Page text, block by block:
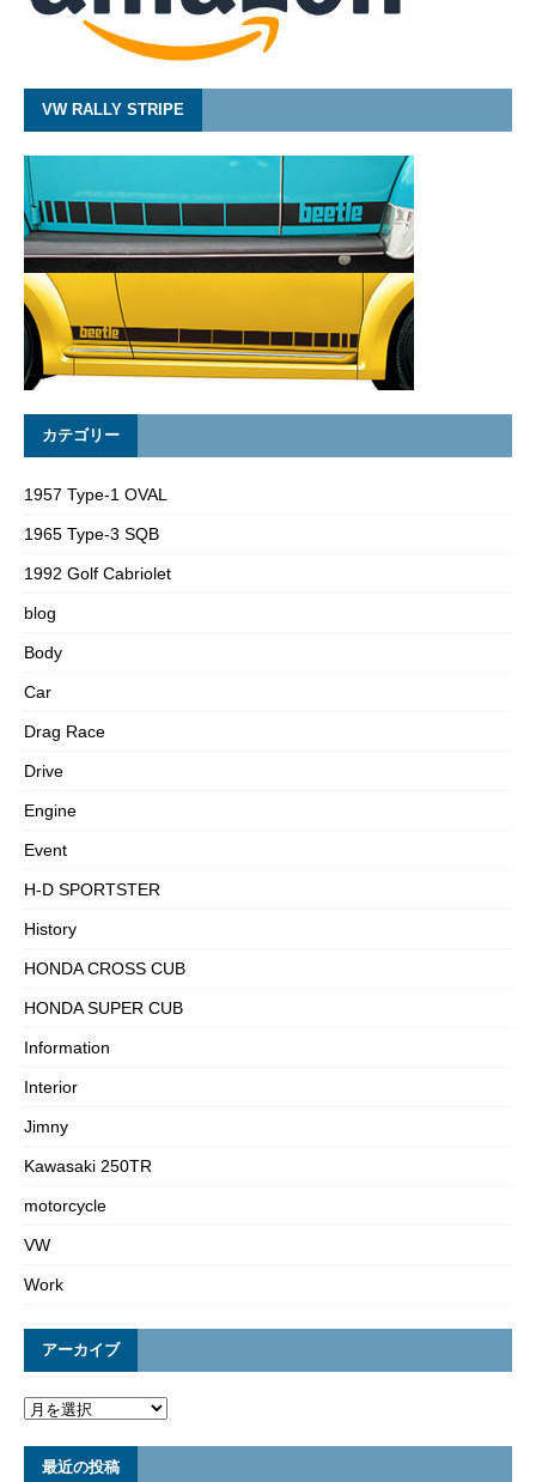
VW RALLY STRIPE
カテゴリー
1957 Type-1 OVAL
1965 Type-3 SQB
1992 Golf Cabriolet
blog
Body
Car
Drag Race
Drive
Engine
Event
H-D SPORTSTER
History
HONDA CROSS CUB
HONDA SUPER CUB
Information
Interior
Jimny
Kawasaki 250TR
motorcycle
VW
Work
アーカイブ
最近の投稿